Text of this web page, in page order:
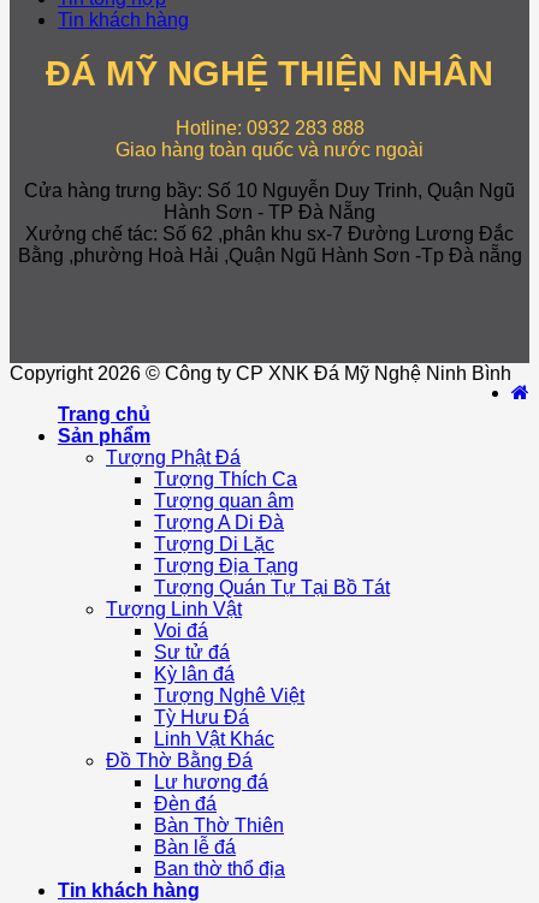
Tin khách hàng
ĐÁ MỸ NGHỆ THIỆN NHÂN
Hotline: 0932 283 888
Giao hàng toàn quốc và nước ngoài
Cửa hàng trưng bầy: Số 10 Nguyễn Duy Trinh, Quận Ngũ
Hành Sơn - TP Đà Nẵng
Xưởng chế tác: Số 62 ,phân khu sx-7 Đường Lương Đắc
Bằng ,phường Hoà Hải ,Quận Ngũ Hành Sơn -Tp Đà nẵng
Copyright 2026 © Công ty CP XNK Đá Mỹ Nghệ Ninh Bình
Trang chủ
Sản phẩm
Tượng Phật Đá
Tượng Thích Ca
Tượng quan âm
Tượng A Di Đà
Tượng Di Lặc
Tượng Địa Tạng
Tượng Quán Tự Tại Bồ Tát
Tượng Linh Vật
Voi đá
Sư tử đá
Kỳ lân đá
Tượng Nghê Việt
Tỳ Hưu Đá
Linh Vật Khác
Đồ Thờ Bằng Đá
Lư hương đá
Đèn đá
Bàn Thờ Thiên
Bàn lễ đá
Ban thờ thổ địa
Tin khách hàng